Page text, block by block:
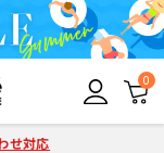
0
せ対応